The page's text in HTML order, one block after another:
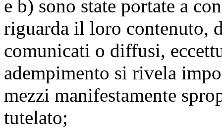
e b) sono state portate a
riguarda il loro contenuto,
comunicati o diffusi,
adempimento si rivela
mezzi manifestamente
tutelato;